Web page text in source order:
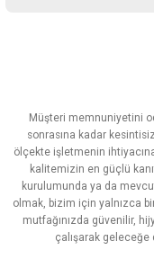
Görüş ve önerileriniz
Ürün resmi kalitesiz,
Ürün açıklamasında
Ürün bilgilerinde
Ürün fiyatı diğer
Bu ürüne benzer
Müşteri memnuniyetini
sonrasına kadar
ölçekte işletmenin
kalitemizin en güçlü
kurulumunda ya da
olmak, bizim için yalnızca
mutfağınızda güvenilir,
çalışarak